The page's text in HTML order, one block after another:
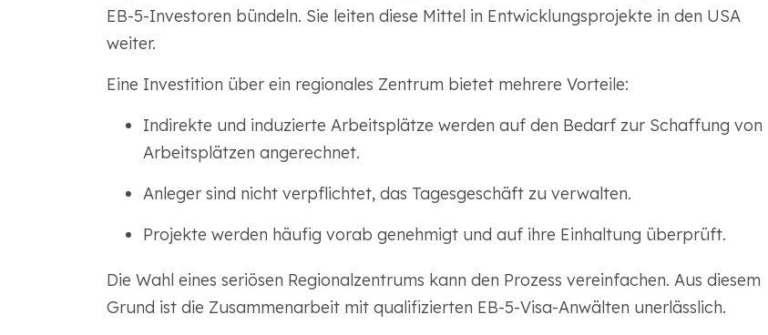
EB-5-Investoren bündeln. Sie leiten diese Mittel in Entwicklungsprojekte in den USA
weiter.
Eine Investition über ein regionales Zentrum bietet mehrere Vorteile:
Indirekte und induzierte Arbeitsplätze werden auf den Bedarf zur Schaffung von
Arbeitsplätzen angerechnet.
Anleger sind nicht verpflichtet, das Tagesgeschäft zu verwalten.
Projekte werden häufig vorab genehmigt und auf ihre Einhaltung überprüft.
Die Wahl eines seriösen Regionalzentrums kann den Prozess vereinfachen. Aus diesem
Grund ist die Zusammenarbeit mit qualifizierten EB-5-Visa-Anwälten unerlässlich.